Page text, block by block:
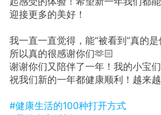
迎接更多的美好！
我一直一直觉得，能“被看到”真的是
所以真的很感谢你们🫶🏻
谢谢你们又陪伴了一年！我的小宝
祝我们新的一年都健康顺利！越来越
#健康生活的100种打开方式